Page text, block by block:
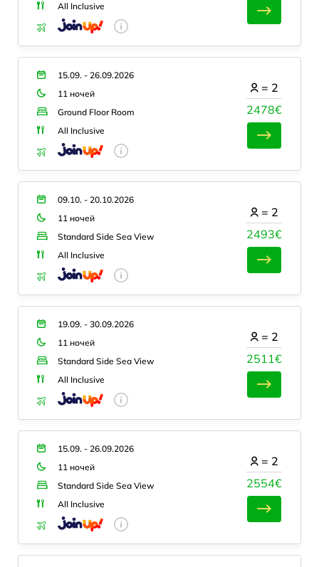
All Inclusive
15.09. - 26.09.2026
11 ночей
Ground Floor Room
All Inclusive
2478€
= 2
09.10. - 20.10.2026
11 ночей
Standard Side Sea View
All Inclusive
2493€
= 2
19.09. - 30.09.2026
11 ночей
Standard Side Sea View
All Inclusive
2511€
= 2
15.09. - 26.09.2026
11 ночей
Standard Side Sea View
All Inclusive
2554€
= 2